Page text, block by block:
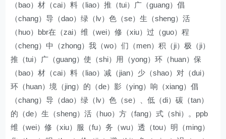
（bao）材（cai）料（liao）推（tui）广（guang）倡
（chang）导（dao）绿（lv）色（se）生（sheng）活
（huo）bbr在（zai）维（wei）修（xiu）过（guo）程
（cheng）中（zhong）我（wo）们（men）积（ji）极（ji）
推（tui）广（guang）使（shi）用（yong）环（huan）保
（bao）材（cai）料（liao）减（jian）少（shao）对（dui）
环（huan）境（jing）的（de）影（ying）响（xiang）倡
（chang）导（dao）绿（lv）色（se）、低（di）碳（tan）
的（de）生（sheng）活（huo）方（fang）式（shi）。ppb
维（wei）修（xiu）服（fu）务（wu）透（tou）明（ming）